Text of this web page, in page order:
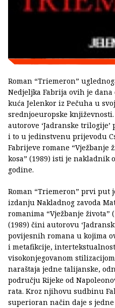
Roman “Triemeron”
Nedjeljka Fabrija ovih je
kuća Jelenkor iz Pečuha u
srednjoeuropske
autorove ‘Jadranske
i to u jedinstvenu prijevodu
Fabrijeve romane “Vježbanje
kosa” (1989) isti je nakladnik
godine.
Roman “Triemeron” prvi put
izdanju Nakladnog zavoda
romanima “Vježbanje života”
(1989) čini autorovu
povijesnih romana u kojima
i metafikcije,
visokonjegovanom
naraštaja jedne talijanske,
području Rijeke od
rata. Kroz njihovu sudbinu
superioran način daje s